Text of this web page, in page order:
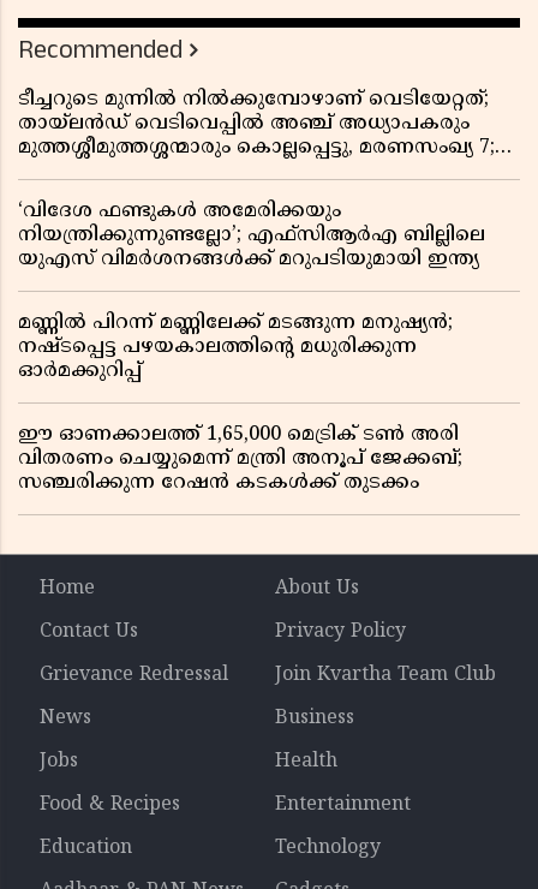
Recommended
ടീച്ചറുടെ മുന്നിൽ നിൽക്കുമ്പോഴാണ് വെടിയേറ്റത്;
തായ്‌ലൻഡ് വെടിവെപ്പിൽ അഞ്ച് അധ്യാപകരും
മുത്തശ്ശീമുത്തശ്ശന്മാരും കൊല്ലപ്പെട്ടു, മരണസംഖ്യ 7;
‘വിദേശ ഫണ്ടുകൾ അമേരിക്കയും
നിയന്ത്രിക്കുന്നുണ്ടല്ലോ’; എഫ്സിആർഎ ബില്ലിലെ
യുഎസ് വിമർശനങ്ങൾക്ക് മറുപടിയുമായി ഇന്ത്യ
മണ്ണിൽ പിറന്ന് മണ്ണിലേക്ക് മടങ്ങുന്ന മനുഷ്യൻ;
നഷ്ടപ്പെട്ട പഴയകാലത്തിൻ്റെ മധുരിക്കുന്ന
ഓർമക്കുറിപ്പ്
ഈ ഓണക്കാലത്ത് 1,65,000 മെട്രിക് ടൺ അരി
വിതരണം ചെയ്യുമെന്ന് മന്ത്രി അനൂപ് ജേക്കബ്;
സഞ്ചരിക്കുന്ന റേഷൻ കടകൾക്ക് തുടക്കം
Home
About Us
Contact Us
Privacy Policy
Grievance Redressal
Join Kvartha Team Club
News
Business
Jobs
Health
Food & Recipes
Entertainment
Education
Technology